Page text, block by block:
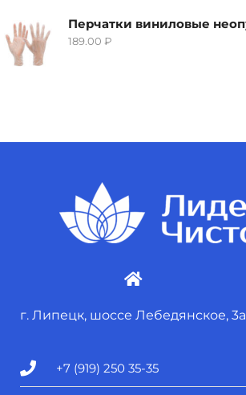
189.00 ₽
г. Липецк, шоссе Лебедянское, 3а
+7 (919) 250 35-35